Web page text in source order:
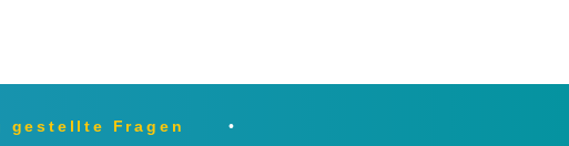
gestellte Fragen